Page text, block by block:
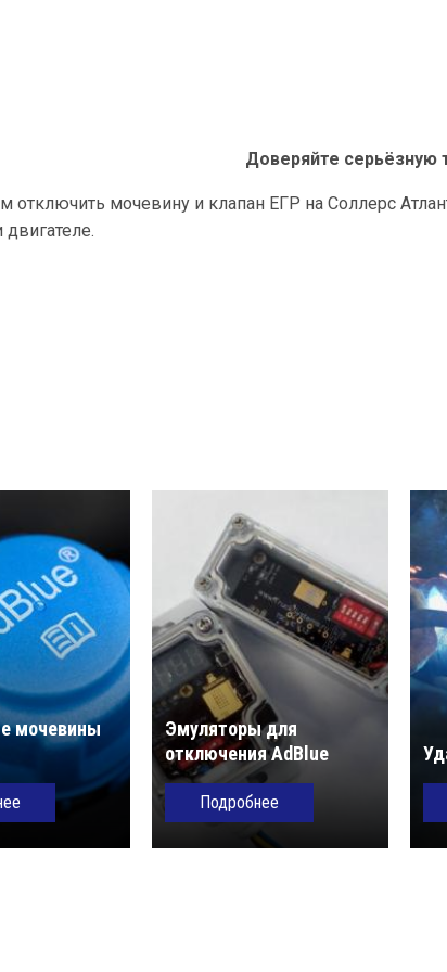
Доверяйте серьёзную
мочевину и клапан ЕГР на Соллерс
мочевины
Эмуляторы для
отключения AdBlue
Подробнее